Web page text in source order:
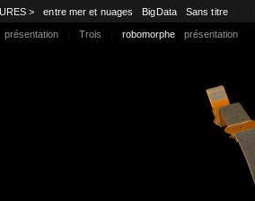
> entre mer et nuages BigData Sans titre
présentation Trois robomorphe présentation